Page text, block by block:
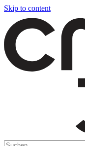
Skip to content